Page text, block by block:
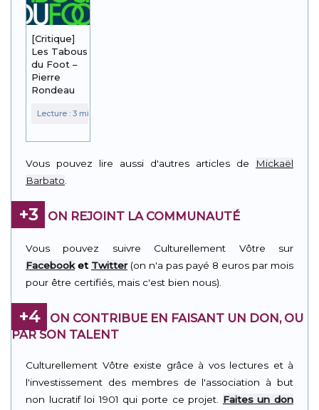
[Critique]
Les Tabous
du Foot –
Pierre
Rondeau
Vous pouvez lire aussi d'autres articles de
Mickaël
Barbato.
+3 ON REJOINT LA COMMUNAUTÉ
Vous pouvez suivre Culturellement Vôtre sur
Facebooket Twitter(on n'a pas payé 8 euros par mois
pour être certifiés, mais c'est bien nous).
+4
ON CONTRIBUE EN FAISANT UN DON, OU
PAR SON TALENT
Culturellement Vôtre existe grâce à vos lectures et à
l'investissement des membres de l'association à but
non lucratif loi 1901 qui porte ce projet. Faites un don